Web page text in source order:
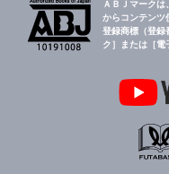
ＡＢＪマーク
からコンテンツ
登録商標（登録
ク］または［電